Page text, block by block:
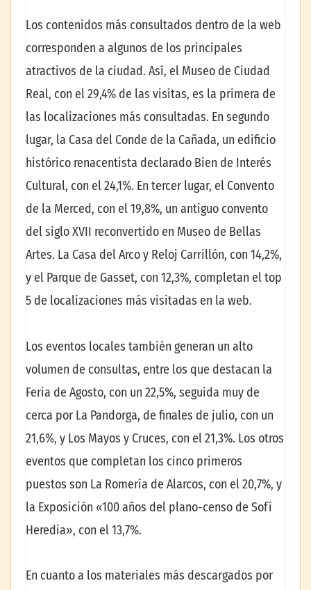
Los contenidos más consultados dentro de la web
corresponden a algunos de los principales
atractivos de la ciudad. Así, el Museo de Ciudad
Real, con el 29,4% de las visitas, es la primera de
las localizaciones más consultadas. En segundo
lugar, la Casa del Conde de la Cañada, un edificio
histórico renacentista declarado Bien de Interés
Cultural, con el 24,1%. En tercer lugar, el Convento
de la Merced, con el 19,8%, un antiguo convento
del siglo XVII reconvertido en Museo de Bellas
Artes. La Casa del Arco y Reloj Carrillón, con 14,2%,
y el Parque de Gasset, con 12,3%, completan el top
5 de localizaciones más visitadas en la web.
Los eventos locales también generan un alto
volumen de consultas, entre los que destacan la
Feria de Agosto, con un 22,5%, seguida muy de
cerca por La Pandorga, de finales de julio, con un
21,6%, y Los Mayos y Cruces, con el 21,3%. Los otros
eventos que completan los cinco primeros
puestos son La Romería de Alarcos, con el 20,7%, y
la Exposición «100 años del plano-censo de Sofí
Heredia», con el 13,7%.
En cuanto a los materiales más descargados por